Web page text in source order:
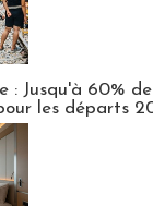
: Jusqu'à 60%
les départs